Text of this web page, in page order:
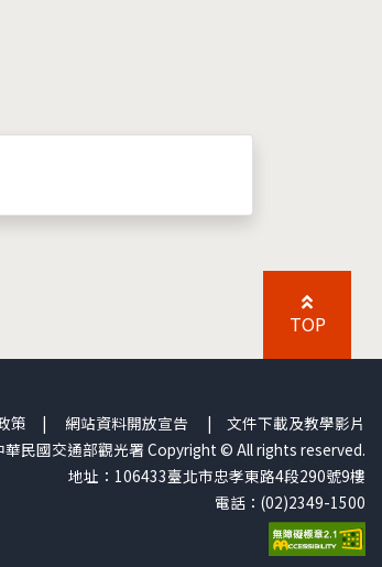
TOP
策 | 網站資料開放宣告 | 文件下載及教學影片
華民國交通部觀光署 Copyright © All rights reserved.
地址：106433臺北市忠孝東路4段290號9樓
電話：(02)2349-1500